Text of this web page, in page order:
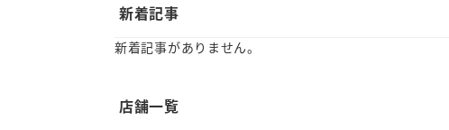
新着記事
新着記事がありません。
店舗一覧